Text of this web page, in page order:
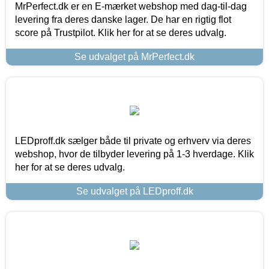
MrPerfect.dk er en E-mærket webshop med dag-til-dag
levering fra deres danske lager. De har en rigtig flot
score på Trustpilot. Klik her for at se deres udvalg.
Se udvalget på MrPerfect.dk
LEDproff.dk sælger både til private og erhverv via deres
webshop, hvor de tilbyder levering på 1-3 hverdage. Klik
her for at se deres udvalg.
Se udvalget på LEDproff.dk